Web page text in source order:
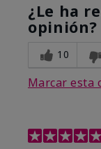
¿Le ha
opinión?
10
Marcar esta